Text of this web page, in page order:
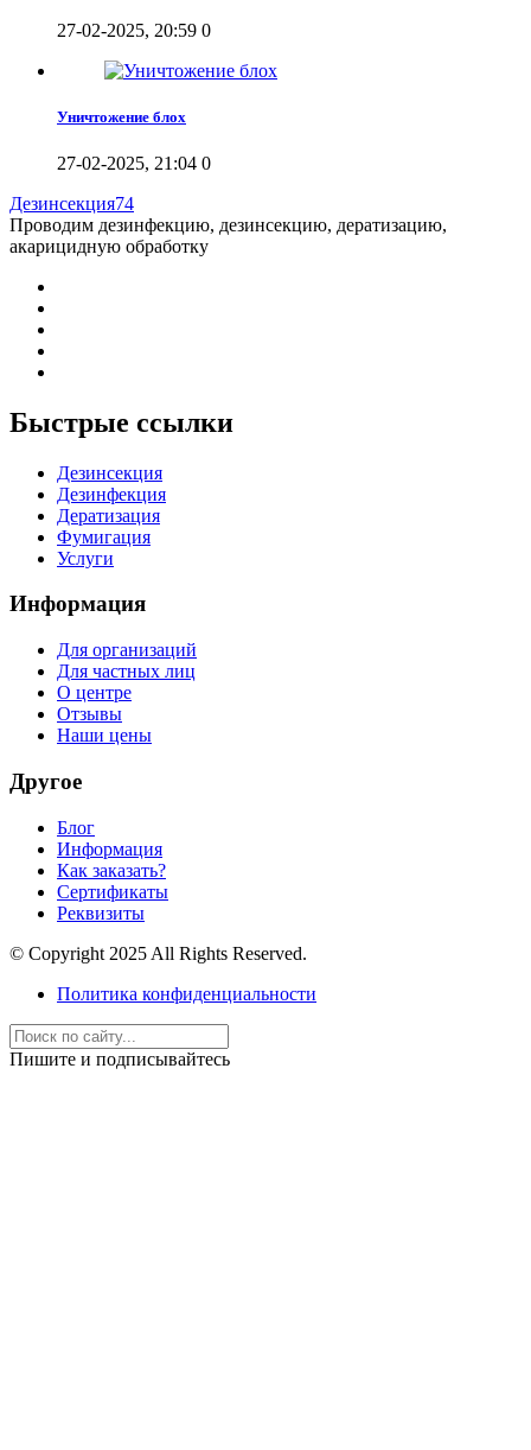
27-02-2025, 20:59 0
Уничтожение блох
27-02-2025, 21:04 0
Дезинсекция74
Проводим дезинфекцию, дезинсекцию, дератизацию,
акарицидную обработку
Быстрые ссылки
Дезинсекция
Дезинфекция
Дератизация
Фумигация
Услуги
Информация
Для организаций
Для частных лиц
О центре
Отзывы
Наши цены
Другое
Блог
Информация
Как заказать?
Сертификаты
Реквизиты
© Copyright 2025 All Rights Reserved.
Политика конфиденциальности
Пишите и подписывайтесь